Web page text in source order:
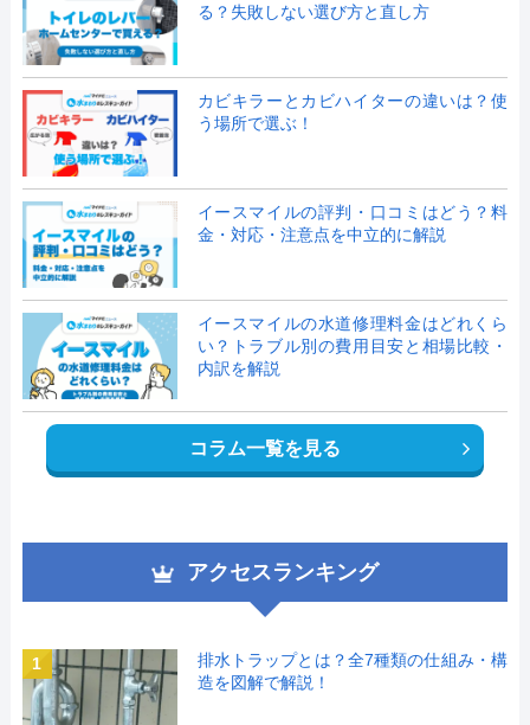
る？失敗しない選び方と直し方
カビキラーとカビハイターの違いは？使
う場所で選ぶ！
イースマイルの評判・口コミはどう？料
金・対応・注意点を中立的に解説
イースマイルの水道修理料金はどれくら
い？トラブル別の費用目安と相場比較・
内訳を解説
コラム一覧を見る
アクセスランキング
1
排水トラップとは？全7種類の仕組み・構
造を図解で解説！